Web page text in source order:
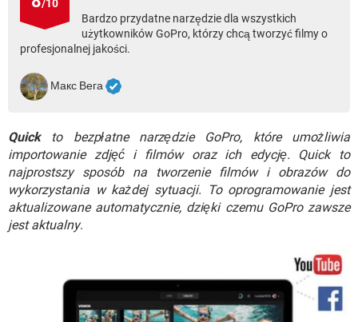
WINDOWS 10
/10
Bardzo przydatne narzędzie dla wszystkich
użytkowników GoPro, którzy chcą tworzyć filmy o
profesjonalnej jakości.
Макс Вега
Quickto bezpłatne narzędzie GoPro, które umożliwia
importowanie zdjęć i filmów oraz ich edycję. Quick to
najprostszy sposób na tworzenie filmów i obrazów do
wykorzystania w każdej sytuacji. To oprogramowanie jest
aktualizowane automatycznie, dzięki czemu GoPro zawsze
jest aktualny.